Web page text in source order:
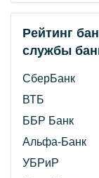
Рейтинг
службы
СберБанк
ВТБ
ББР Банк
Альфа-Банк
УБРиР